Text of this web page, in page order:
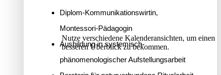
Nutze verschiedene Kalenderansichten, um einen
besseren Überblick zu bekommen.
Diplom-Kommunikationswirtin,
Montessori-Pädagogin
Ausbildung in systemisch-
phänomenologischer Aufstellungsarbeit